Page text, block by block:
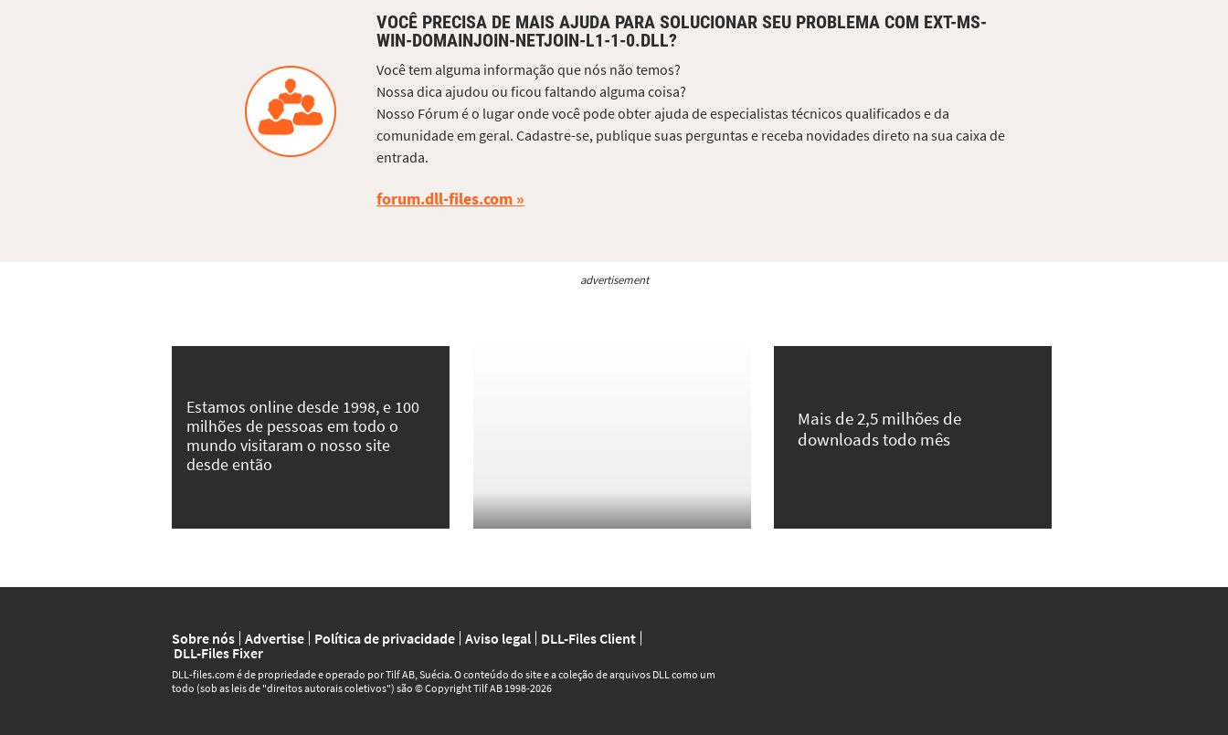
VOCÊ PRECISA DE MAIS AJUDA PARA SOLUCIONAR SEU PROBLEMA COM EXT-MS-
WIN-DOMAINJOIN-NETJOIN-L1-1-0.DLL?
Você tem alguma informação que nós não temos?
Nossa dica ajudou ou ficou faltando alguma coisa?
Nosso Fórum é o lugar onde você pode obter ajuda de especialistas técnicos qualificados e da
comunidade em geral. Cadastre-se, publique suas perguntas e receba novidades direto na sua caixa de
entrada.
forum.dll-files.com
advertisement
Estamos online desde 1998, e 100
milhões de pessoas em todo o
mundo visitaram o nosso site
desde então
Mais de 2,5 milhões de
downloads todo mês
Sobre nós Advertise Política de privacidade Aviso legal DLL-Files Client
DLL-Files Fixer
DLL‑files.com é de propriedade e operado por Tilf AB, Suécia. O conteúdo do site e a coleção de arquivos DLL como um
todo (sob as leis de "direitos autorais coletivos") são © Copyright Tilf AB 1998-2026